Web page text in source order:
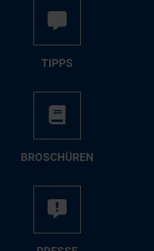
TIPPS
BRO­SCHÜ­REN